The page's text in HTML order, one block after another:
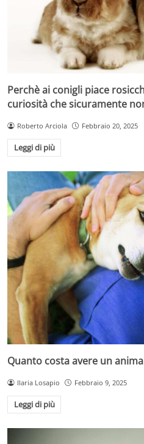
Perchè ai conigli piace
curiosità che sicuramente
Roberto Arciola Febbraio 20, 2025
Leggi di più
Quanto costa avere un
Ilaria Losapio Febbraio 9, 2025
Leggi di più